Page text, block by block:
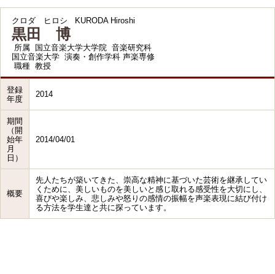
クロダ ヒロシ KURODA Hiroshi
黒田 博
所属
国立音楽大学大学院 音楽研究科
国立音楽大学 演奏・創作学科 声楽専修
職種 教授
登録
年度
2014
期間
（開
始年
月
日）
2014/04/01
概要
先人たちが築いてきた、崇高な精神に基づいた芸術を継承してい
くために、美しいものを美しいと感じ取れる感受性を大切にし、
喜びや楽しみ、悲しみや怒りの感情の振幅を声楽表現に結び付け
る方法を学生達と共に探っています。